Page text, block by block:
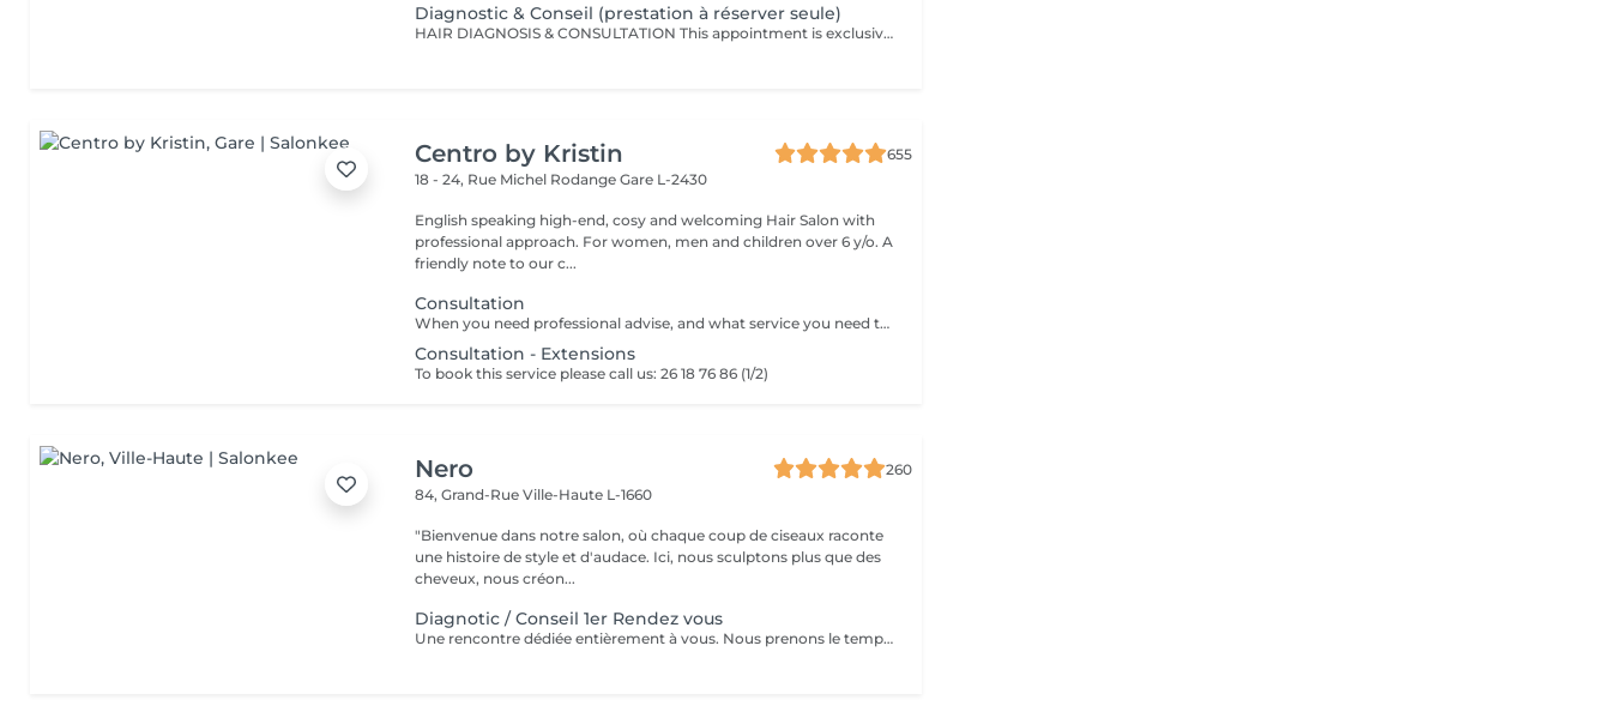
Diagnostic & Conseil (prestation à réserver seule)
HAIR DIAGNOSIS & CONSULTATION This appointment is exclusively reserved for a first meeting with our Hair Expert to carry out a personalized assessment of your hair and scalp. This consultation must be booked as a standalone service and cannot be combined with any other treatment or appointment. Following this consultation, we may recommend a tailored hair care plan and personalized solutions based on your specific needs and goals. Hair Diagnosis & Consultation Take a dedicated moment to discuss your hair, your goals, and your daily hair care routine with our specialist. During this appointment, we perform a personalized analysis of your scalp and hair fiber, allowing us to recommend the most suitable haircut, color, and treatments according to your image, lifestyle, and your hair's natural beauty. We also provide expert advice on home care routines and recommend the products best suited to your needs, helping you maintain long-lasting results and preserve the health and beauty of your hair every day. This consultation is also an opportunity to answer all your questions and work together to create a fully customized hair journey tailored specifically to you.
Centro by Kristin
655
18 - 24, Rue Michel RodangeGare L-2430
English speaking high-end, cosy and welcoming Hair Salon with
professional approach. For women, men and children over 6 y/o. A
friendly note to our c...
Consultation
When you need professional advise, and what service you need to book.
Consultation - Extensions
To book this service please call us: 26 18 76 86 (1/2)
Nero
260
84, Grand-RueVille-Haute L-1660
"Bienvenue dans notre salon, où chaque coup de ciseaux raconte
une histoire de style et d'audace. Ici, nous sculptons plus que des
cheveux, nous créon...
Diagnotic / Conseil 1er Rendez vous
Une rencontre dédiée entièrement à vous. Nous prenons le temps d'analyser votre chevelure, de comprendre vos habitudes et d'échanger sur vos envies pour définir ensemble la routine et le style qui vous correspondent vraiment. Un moment privilégié pour poser les bases d'un suivi sur mesure.